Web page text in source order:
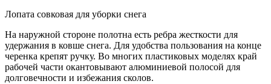
Лопата совковая для уборки снега
На наружной стороне полотна есть ребра жесткости для
удержания в ковше снега. Для удобства пользования на конце
черенка крепят ручку. Во многих пластиковых моделях край
рабочей части окантовывают алюминиевой полосой для
долговечности и избежания сколов.